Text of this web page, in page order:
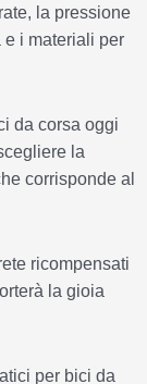
la pressione
i materiali per
da corsa oggi
la
corrisponde al
ricompensati
la gioia